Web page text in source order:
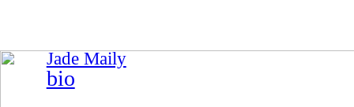
Jade Maily
bio